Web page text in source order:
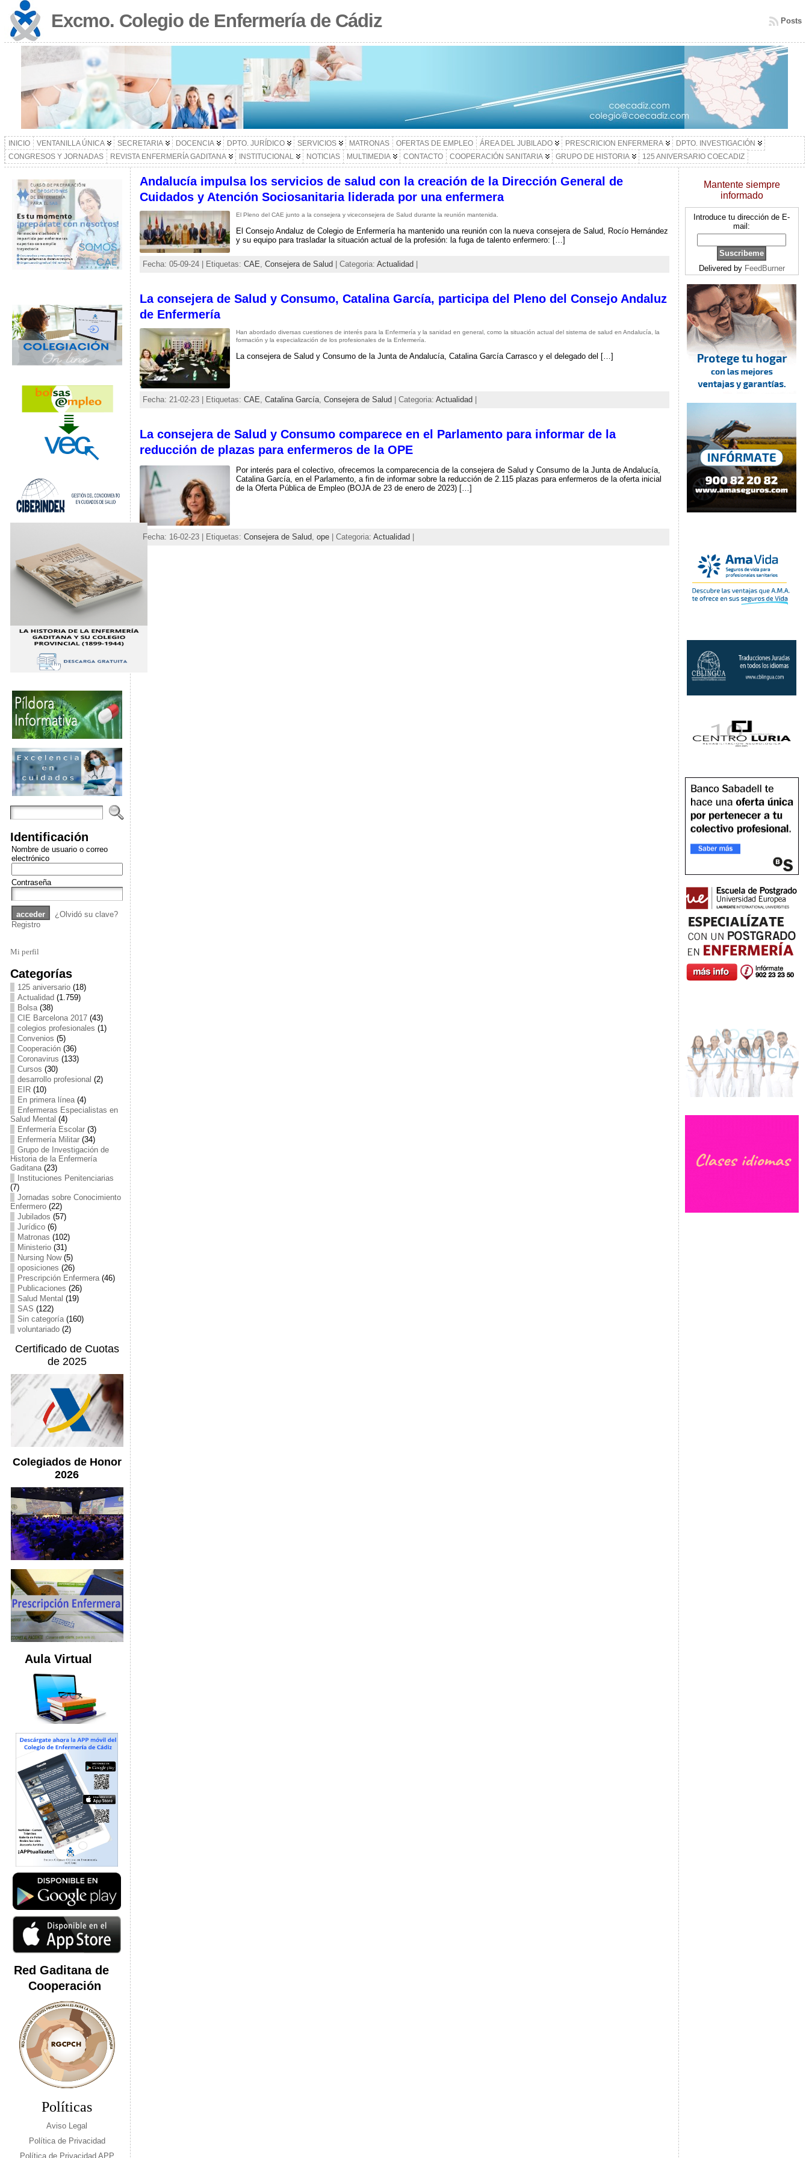
Excmo. Colegio de Enfermería de Cádiz Posts
INICIO VENTANILLA ÚNICA SECRETARIA DOCENCIA DPTO. JURÍDICO SERVICIOS MATRONAS OFERTAS DE EMPLEO ÁREA DEL JUBILADO PRESCRICION ENFERMERA
DPTO. INVESTIGACIÓN
CONGRESOS Y JORNADAS
REVISTA ENFERMERÍA GADITANA INSTITUCIONAL NOTICIAS MULTIMEDIA CONTACTO COOPERACIÓN SANITARIA GRUPO DE HISTORIA 125 ANIVERSARIO COECADIZ
Identificación
Nombre de usuario o correo
electrónico
Contraseña
¿Olvidó su clave?
Registro
Mi perfil
Categorías
125 aniversario(18)
Actualidad (1.759)
Bolsa(38)
CIE Barcelona 2017(43)
colegios profesionales (1)
Convenios (5)
Cooperación(36)
Coronavirus (133)
Cursos (30)
desarrollo profesional (2)
EIR(10)
En primera línea(4)
Enfermeras Especialistas en
Salud Mental (4)
Enfermería Escolar(3)
Enfermería Militar(34)
Grupo de Investigación de
Historia de la Enfermería
Gaditana(23)
Instituciones Penitenciarias
(7)
Jornadas sobre Conocimiento
Enfermero(22)
Jubilados (57)
Jurídico(6)
Matronas (102)
Ministerio(31)
Nursing Now(5)
oposiciones (26)
Prescripción Enfermera(46)
Publicaciones (26)
Salud Mental (19)
SAS (122)
Sin categoría(160)
voluntariado(2)
Certificado de Cuotas
de 2025
Colegiados de Honor
2026
Aula Virtual
Red Gaditana de
Cooperación
Políticas
Aviso Legal
Política de Privacidad
Política de Privacidad APP
Andalucía impulsa los servicios de salud con la creación de la Dirección General de
Cuidados y Atención Sociosanitaria liderada por una enfermera
El Pleno del CAE junto a la consejera y viceconsejera de Salud durante la reunión mantenida.
El Consejo Andaluz de Colegio de Enfermería ha mantenido una reunión con la nueva consejera de Salud, Rocío Hernández
y su equipo para trasladar la situación actual de la profesión: la fuga de talento enfermero: […]
Fecha: 05-09-24 | Etiquetas: CAE, Consejera de Salud | Categoria: Actualidad
La consejera de Salud y Consumo, Catalina García, participa del Pleno del Consejo Andaluz
de Enfermería
Han abordado diversas cuestiones de interés para la Enfermería y la sanidad en general, como la situación actual del sistema de salud en Andalucía, la
formación y la especialización de los profesionales de la Enfermería.
La consejera de Salud y Consumo de la Junta de Andalucía, Catalina García Carrasco y el delegado del […]
Fecha: 21-02-23 | Etiquetas: CAE, Catalina García, Consejera de Salud | Categoria: Actualidad
La consejera de Salud y Consumo comparece en el Parlamento para informar de la
reducción de plazas para enfermeros de la OPE
Por interés para el colectivo, ofrecemos la comparecencia de la consejera de Salud y Consumo de la Junta de Andalucía,
Catalina García, en el Parlamento, a fin de informar sobre la reducción de 2.115 plazas para enfermeros de la oferta inicial
de la Oferta Pública de Empleo (BOJA de 23 de enero de 2023) […]
Fecha: 16-02-23 | Etiquetas: Consejera de Salud, ope| Categoria: Actualidad
Mantente siempre
informado
Introduce tu dirección de E-
mail:
Delivered by FeedBurner